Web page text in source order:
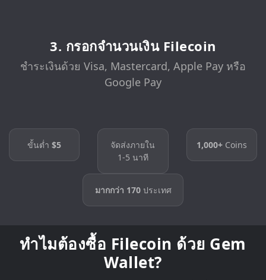
3. กรอกจำนวนเงิน Filecoin
ชำระเงินด้วย Visa, Mastercard, Apple Pay หรือ
Google Pay
ขั้นต่ำ$5
จัดส่งภายใน
1-5 นาที
1,000+Coins
มากกว่า 170ประเทศ
ทำไมต้องซื้อ Filecoin ด้วย Gem
Wallet?